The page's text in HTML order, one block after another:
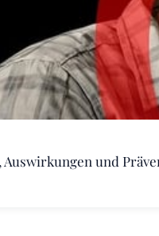
Auswirkungen und